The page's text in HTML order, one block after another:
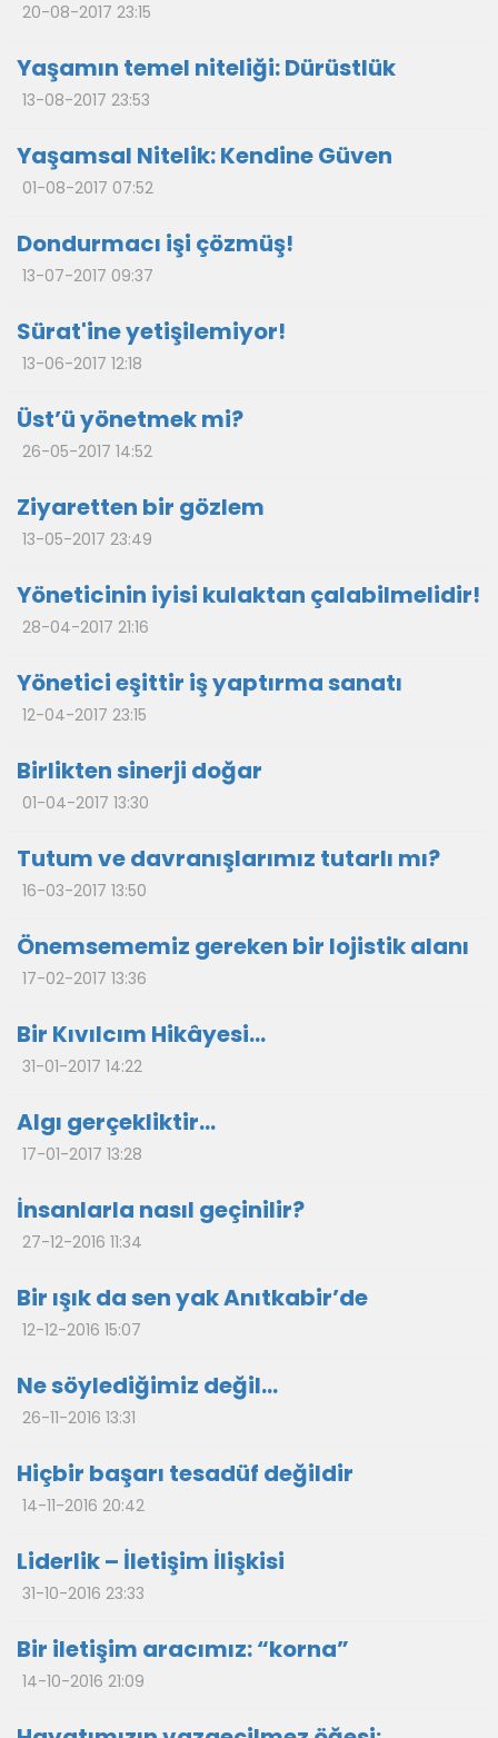
20-08-2017 23:15
Yaşamın temel niteliği: Dürüstlük
13-08-2017 23:53
Yaşamsal Nitelik: Kendine Güven
01-08-2017 07:52
Dondurmacı işi çözmüş!
13-07-2017 09:37
Sürat'ine yetişilemiyor!
13-06-2017 12:18
Üst’ü yönetmek mi?
26-05-2017 14:52
Ziyaretten bir gözlem
13-05-2017 23:49
Yöneticinin iyisi kulaktan çalabilmelidir!
28-04-2017 21:16
Yönetici eşittir iş yaptırma sanatı
12-04-2017 23:15
Birlikten sinerji doğar
01-04-2017 13:30
Tutum ve davranışlarımız tutarlı mı?
16-03-2017 13:50
Önemsememiz gereken bir lojistik alanı
17-02-2017 13:36
Bir Kıvılcım Hikâyesi…
31-01-2017 14:22
Algı gerçekliktir…
17-01-2017 13:28
İnsanlarla nasıl geçinilir?
27-12-2016 11:34
Bir ışık da sen yak Anıtkabir’de
12-12-2016 15:07
Ne söylediğimiz değil…
26-11-2016 13:31
Hiçbir başarı tesadüf değildir
14-11-2016 20:42
Liderlik – İletişim İlişkisi
31-10-2016 23:33
Bir iletişim aracımız: “korna”
14-10-2016 21:09